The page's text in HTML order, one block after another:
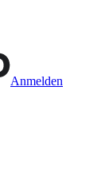
Anmelden